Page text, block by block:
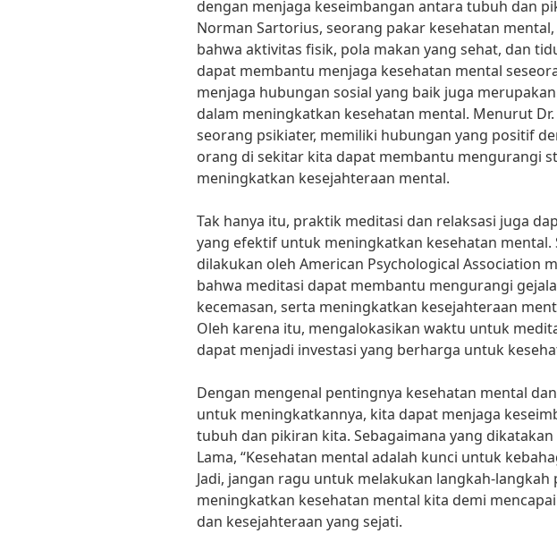
dengan menjaga keseimbangan antara tubuh dan
Norman Sartorius, seorang pakar kesehatan
bahwa aktivitas fisik, pola makan yang sehat, dan
dapat membantu menjaga kesehatan mental
menjaga hubungan sosial yang baik juga
dalam meningkatkan kesehatan mental. Menurut Dr.
seorang psikiater, memiliki hubungan yang positif
orang di sekitar kita dapat membantu mengurangi
meningkatkan kesejahteraan mental.
Tak hanya itu, praktik meditasi dan relaksasi juga
yang efektif untuk meningkatkan kesehatan mental.
dilakukan oleh American Psychological Association
bahwa meditasi dapat membantu mengurangi
kecemasan, serta meningkatkan kesejahteraan
Oleh karena itu, mengalokasikan waktu untuk
dapat menjadi investasi yang berharga untuk
Dengan mengenal pentingnya kesehatan mental
untuk meningkatkannya, kita dapat menjaga
tubuh dan pikiran kita. Sebagaimana yang dikatakan
Lama, “Kesehatan mental adalah kunci untuk
Jadi, jangan ragu untuk melakukan langkah-
meningkatkan kesehatan mental kita demi
dan kesejahteraan yang sejati.